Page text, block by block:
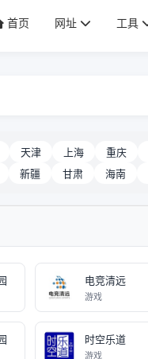
首页 网址 工具
天津 上海 重庆
新疆 甘肃 海南
电竞清远
游戏
时空乐道
游戏